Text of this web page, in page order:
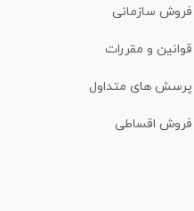
فروش سازمانی
قوانین و مقررات
پرسش های متداول
فروش اقساطی